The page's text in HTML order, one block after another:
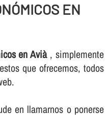
EN
en Avià, simplemente
que ofrecemos, todos
en llamarnos o ponerse